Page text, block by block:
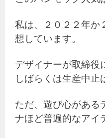
私は、２０２２年か
想しています。
デザイナーが取締役
しばらくは生産中止
ただ、遊び心がある
ナほど普遍的なアイ